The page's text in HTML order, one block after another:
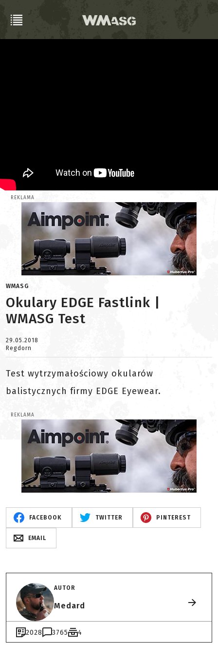
REKLAMA
WMASG
Okulary EDGE Fastlink |
WMASG Test
29.05.2018
Regdorn
Test wytrzymałościowy okularów
balistycznych firmy EDGE Eyewear.
REKLAMA
FACEBOOK TWITTER PINTEREST
EMAIL
AUTOR
Medard
2028 3765 4